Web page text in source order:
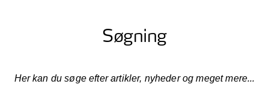
Søgning
Her kan du søge efter artikler, nyheder og meget mere...